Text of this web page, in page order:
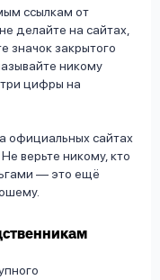
ссылкам от
делайте на сайтах,
значок закрытого
никому
цифры на
официальных сайтах
верьте никому, кто
— это ещё